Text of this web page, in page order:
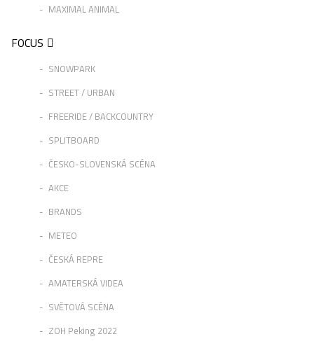
MAXIMAL ANIMAL
FOCUS
SNOWPARK
STREET / URBAN
FREERIDE / BACKCOUNTRY
SPLITBOARD
ČESKO-SLOVENSKÁ SCÉNA
AKCE
BRANDS
METEO
ČESKÁ REPRE
AMATERSKÁ VIDEA
SVĚTOVÁ SCÉNA
ZOH Peking 2022